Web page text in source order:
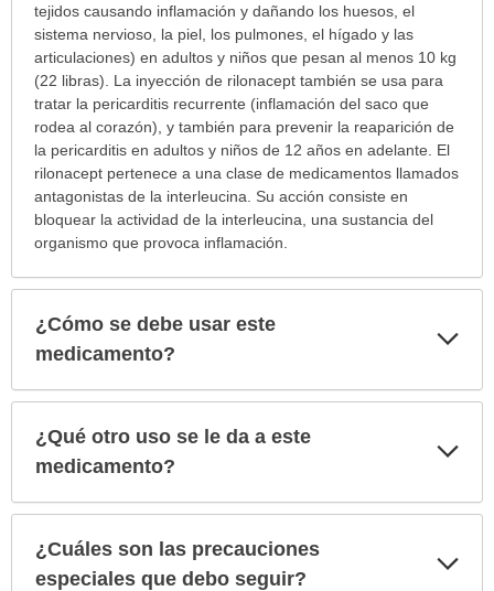
tejidos causando inflamación y dañando los huesos, el
sistema nervioso, la piel, los pulmones, el hígado y las
articulaciones) en adultos y niños que pesan al menos 10 kg
(22 libras). La inyección de rilonacept también se usa para
tratar la pericarditis recurrente (inflamación del saco que
rodea al corazón), y también para prevenir la reaparición de
la pericarditis en adultos y niños de 12 años en adelante. El
rilonacept pertenece a una clase de medicamentos llamados
antagonistas de la interleucina. Su acción consiste en
bloquear la actividad de la interleucina, una sustancia del
organismo que provoca inflamación.
¿Cómo se debe usar este
medicamento?
¿Qué otro uso se le da a este
medicamento?
¿Cuáles son las precauciones
especiales que debo seguir?